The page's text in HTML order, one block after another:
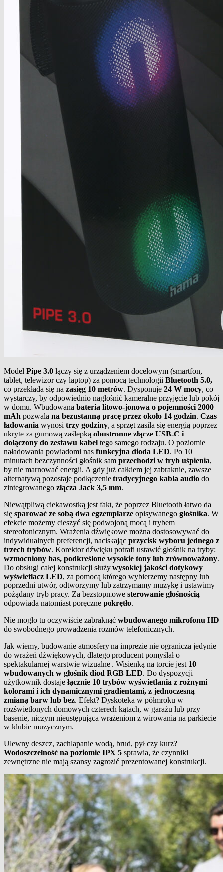
Model Pipe 3.0 łączy się z urządzeniem docelowym (smartfon,
tablet, telewizor czy laptop) za pomocą technologii Bluetooth 5.0,
co przekłada się na zasięg 10 metrów. Dysponuje 24 W mocy, co
wystarczy, by odpowiednio nagłośnić kameralne przyjęcie lub pokój
w domu. Wbudowana bateria litowo-jonowa o pojemności 2000
mAh pozwala na bezustanną pracę przez około 14 godzin. Czas
ładowania wynosi trzy godziny, a sprzęt zasila się energią poprzez
ukryte za gumową zaślepką obustronne złącze USB-C i
dołączony do zestawu kabel tego samego rodzaju. O poziomie
naładowania powiadomi nas funkcyjna dioda LED. Po 10
minutach bezczynności głośnik sam przechodzi w tryb uśpienia,
by nie marnować energii. A gdy już całkiem jej zabraknie, zawsze
alternatywą pozostaje podłączenie tradycyjnego kabla audio do
zintegrowanego złącza Jack 3,5 mm.
Niewątpliwą ciekawostką jest fakt, że poprzez Bluetooth łatwo da
się sparować ze sobą dwa egzemplarze opisywanego głośnika. W
efekcie możemy cieszyć się podwojoną mocą i trybem
stereofonicznym. Wrażenia dźwiękowe można dostosowywać do
indywidualnych preferencji, naciskając przycisk wyboru jednego z
trzech trybów. Korektor dźwięku potrafi ustawić głośnik na tryby:
wzmocniony bas, podkreślone wysokie tony lub zrównoważony.
Do obsługi całej konstrukcji służy wysokiej jakości dotykowy
wyświetlacz LED, za pomocą którego wybierzemy następny lub
poprzedni utwór, odtworzymy lub zatrzymamy muzykę i ustawimy
pożądany tryb pracy. Za bezstopniowe sterowanie głośnością
odpowiada natomiast poręczne pokrętło.
Nie mogło tu oczywiście zabraknąć wbudowanego mikrofonu HD
do swobodnego prowadzenia rozmów telefonicznych.
Jak wiemy, budowanie atmosfery na imprezie nie ogranicza jedynie
do wrażeń dźwiękowych, dlatego producent pomyślał o
spektakularnej warstwie wizualnej. Wisienką na torcie jest 10
wbudowanych w głośnik diod RGB LED. Do dyspozycji
użytkownik dostaje łącznie 10 trybów wyświetlania z rożnymi
kolorami i ich dynamicznymi gradientami, z jednoczesną
zmianą barw lub bez. Efekt? Dyskoteka w półmroku w
rozświetlonych domowych czterech kątach, w garażu lub przy
basenie, niczym nieustępująca wrażeniom z wirowania na parkiecie
w klubie muzycznym.
Ulewny deszcz, zachlapanie wodą, brud, pył czy kurz?
Wodoszczelność na poziomie IPX 5 sprawia, że czynniki
zewnętrzne nie mają szansy zagrozić prezentowanej konstrukcji.